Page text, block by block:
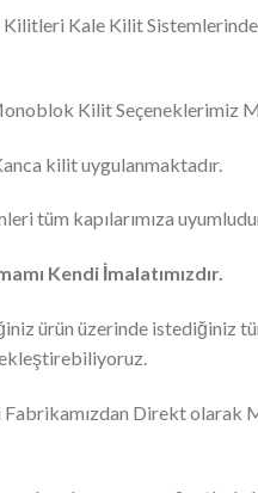
Kilitleri Kale Kilit
Kilit Seçeneklerimiz
kilit uygulanmaktadır.
tüm kapılarımıza
Kendi İmalatımızdır.
ürün üzerinde istediğiniz
Fabrikamızdan Direkt olarak